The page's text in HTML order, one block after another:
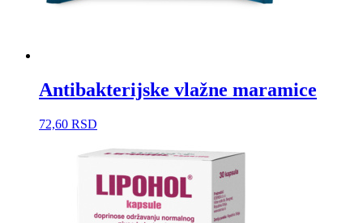
Antibakterijske vlažne maramice
72,60 RSD